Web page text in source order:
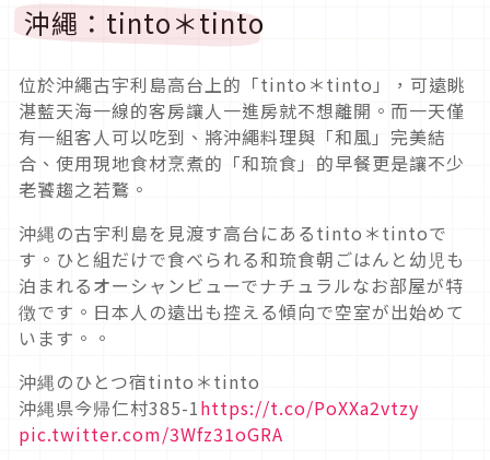
沖繩：tinto＊tinto
位於沖繩古宇利島高台上的「tinto＊tinto」，可遠眺
湛藍天海一線的客房讓人一進房就不想離開。而一天僅
有一組客人可以吃到、將沖繩料理與「和風」完美結
合、使用現地食材烹煮的「和琉食」的早餐更是讓不少
老饕趨之若鶩。
沖縄の古宇利島を見渡す高台にあるtinto＊tintoで
す。ひと組だけで食べられる和琉食朝ごはんと幼児も
泊まれるオーシャンビューでナチュラルなお部屋が特
徴です。日本人の遠出も控える傾向で空室が出始めて
います。。
沖縄のひとつ宿tinto＊tinto
沖縄県今帰仁村385-1https://t.co/PoXXa2vtzy
pic.twitter.com/3Wfz31oGRA